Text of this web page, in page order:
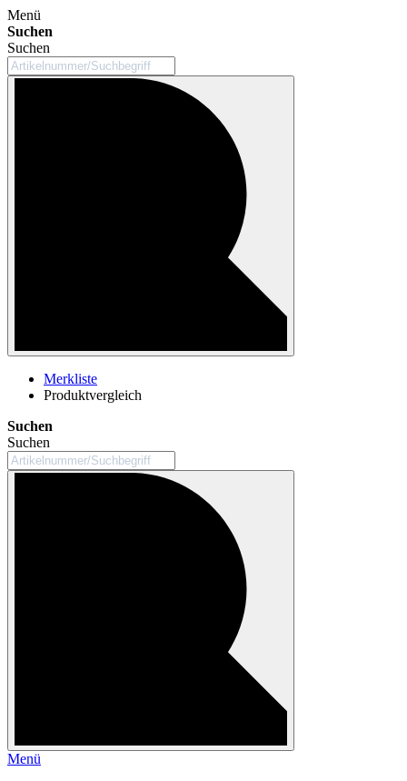
Menü
Suchen
Suchen
Merkliste
Produktvergleich
Suchen
Suchen
Menü